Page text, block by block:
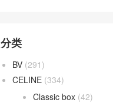
分类
BV (291)
CELINE (334)
Classic box (42)